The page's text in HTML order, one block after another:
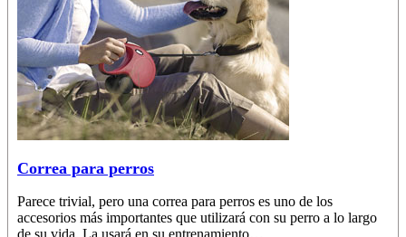
Correa para perros
Parece trivial, pero una correa para perros es uno de los
accesorios más importantes que utilizará con su perro a lo largo
de su vida. La usará en su entrenamiento…